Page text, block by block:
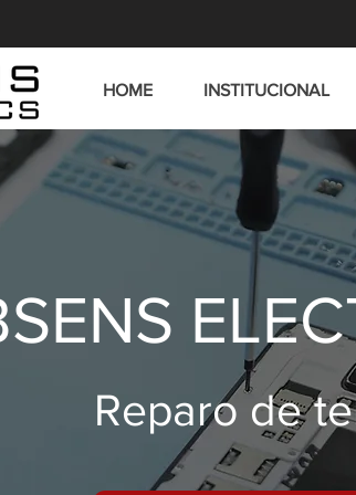
HOME INSTITUCIONAL
Reparo de